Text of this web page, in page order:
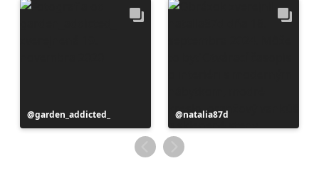
Príspevok
zverejnil
garden_addicted_
Príspevok
zverejnil
natalia87d